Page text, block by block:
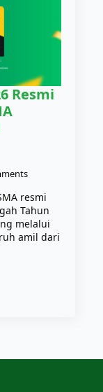
Resmi
resmi
Tahun
melalui
amil dari